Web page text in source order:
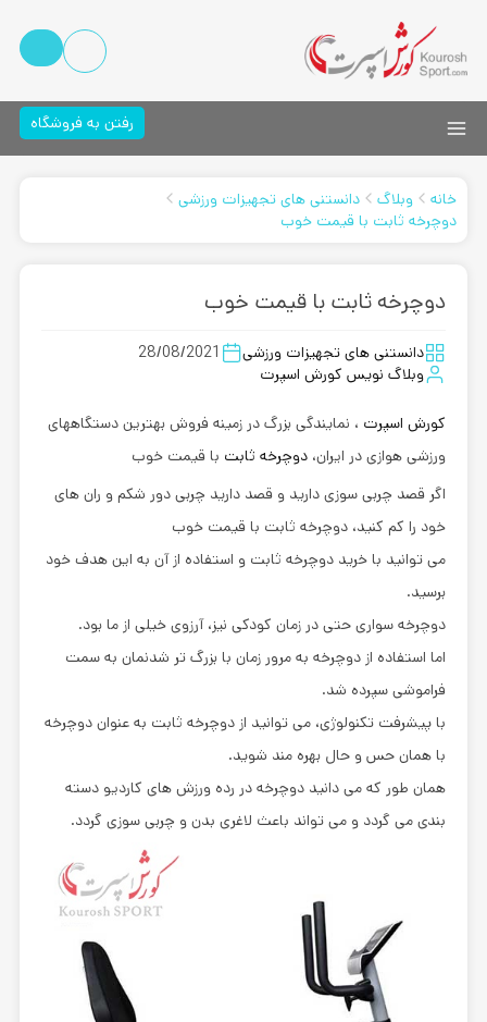
رفتن به فروشگاه
خانه وبلاگ
دانستنی های تجهیزات ورزشی
دوچرخه ثابت با قیمت خوب
دوچرخه ثابت با قیمت خوب
دانستنی های تجهیزات ورزشی
28/08/2021
وبلاگ نویس کورش اسپرت
کورش اسپرت ، نمایندگی بزرگ در زمینه فروش بهترین دستگاههای
ورزشی هوازی در ایران، دوچرخه ثابت با قیمت خوب
اگر قصد چربی سوزی دارید و قصد دارید چربی دور شکم و ران های
خود را کم کنید، دوچرخه ثابت با قیمت خوب
می توانید با خرید دوچرخه ثابت و استفاده از آن به این هدف خود
برسید.
دوچرخه سواری حتی در زمان کودکی نیز، آرزوی خیلی از ما بود.
اما استفاده از دوچرخه به مرور زمان با بزرگ تر شدنمان به سمت
فراموشی سپرده شد.
با پیشرفت تکنولوژی، می توانید از دوچرخه ثابت به عنوان دوچرخه
با همان حس و حال بهره مند شوید.
همان طور که می دانید دوچرخه در رده ورزش های کاردیو دسته
بندی می گردد و می تواند باعث لاغری بدن و چربی سوزی گردد.